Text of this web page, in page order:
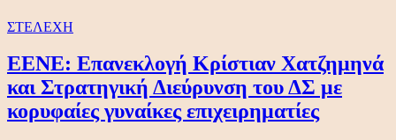
ΣΤΕΛΕΧΗ
ΕΕΝΕ: Επανεκλογή Κρίστιαν Χατζημηνά
και Στρατηγική Διεύρυνση του ΔΣ με
κορυφαίες γυναίκες επιχειρηματίες